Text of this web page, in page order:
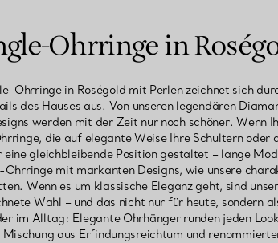
Ohrringe in
Ohrringe in Roségold mit Perlen zeichnet sich
des Hauses aus. Von unseren legendären
werden mit der Zeit nur noch schöner. Wenn
die auf elegante Weise Ihre Schultern oder
gleichbleibende Position gestaltet – lange
mit markanten Designs, wie unsere
Wenn es um klassische Eleganz geht, sind
Wahl – und das nicht nur für heute, sondern
im Alltag: Elegante Ohrhänger runden jeden
Mischung aus Erfindungsreichtum und